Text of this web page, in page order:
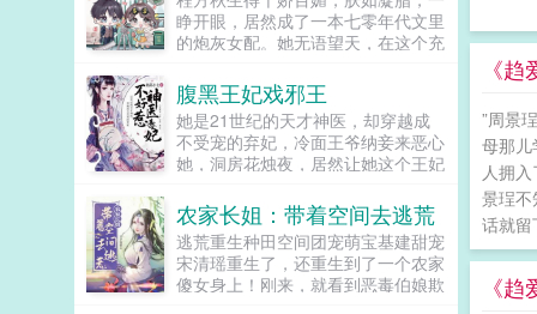
《
”周景
母那儿
人拥
景珵不
话就留
《
宠溺，于及冠年放他归去。哪知三个
月后，他竟扫平障碍，弑父即位。自
此后狼子野心，昭然若揭三载风云变
归化为一，却将精兵对准燕国。强破
宫门之日，未杀一名俘虏，未夺半只
鸡犬。燕王端坐，临视睥睨，不怒而
自威。二人对上视线，促狭中带着几
微眯，仍循着旧日称呼，质问声凛
冽，吾儿，如今可要杀了寡人？秦诏
俯身，骤然折膝跪了下去往日隐忍换
作桀骜，锋锐眉眼经年淬炼，越发显
得狠厉，但唇角柔情却化作了一抹
睁开眼，居然成了一本七零年代文里
的炮灰女配。她无语望天，在这个充
着便宜老公的丰厚工资买买买，顺便
再好好享受宽肩窄腰，冷峻帅气...
腹黑王妃戏邪王
她是21世纪的天才神医，却穿越成
不受宠的弃妃，冷面王爷纳妾来恶心
她，洞房花烛夜，居然让她这个王妃
着几面旗子，对着床头摇旗呐...
农家长姐：带着空间去逃荒
逃荒重生种田空间团宠萌宝基建甜宠
宋清瑶重生了，还重生到了一个农家
傻女身上！刚来，就看到恶毒伯娘欺